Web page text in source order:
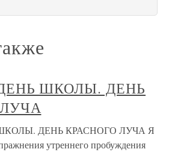
ШКОЛЫ. ДЕНЬ
ДЕНЬ КРАСНОГО ЛУЧА Я
утреннего пробуждения